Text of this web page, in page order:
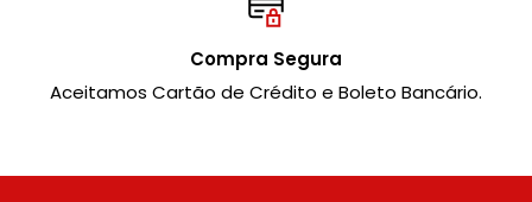
Compra Segura
Aceitamos Cartão de Crédito e Boleto Bancário.